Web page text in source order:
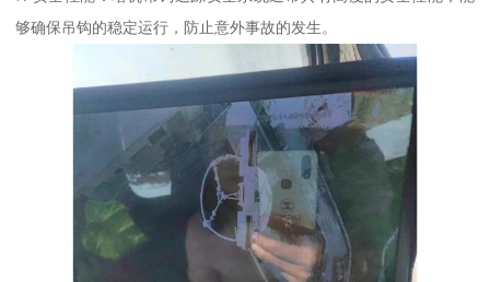
够确保吊钩的稳定运行，防止意外事故的发生。